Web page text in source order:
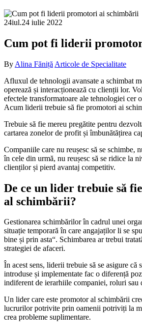
24iul.24 iulie 2022
Cum pot fi liderii
By Alina Făniță Articole de Specialitate
Afluxul de tehnologii avansate a schimbat
operează și interacționează cu clienții lor.
efectele transformatoare ale tehnologiei cer
Acum liderii trebuie să fie promotori ai
Trebuie să fie mereu pregătite pentru
cartarea zonelor de profit și îmbunătățirea
Companiile care nu reușesc să se schimbe,
în cele din urmă, nu reușesc să se ridice la
clienților și pierd avantaj competitiv.
De ce un lider trebuie să
al schimbării?
Gestionarea schimbărilor în cadrul unei
situație temporară în care angajaților li se
bine și prin asta“. Schimbarea ar trebui
strategiei de afaceri.
În acest sens, liderii trebuie să se asigure că
introduse și implementate fac o diferență
indiferent de ierarhiile companiei, roluri sau
Un lider care este promotor al schimbării
lucrurilor potrivite prin oamenii potriviți la
crea probleme suplimentare.